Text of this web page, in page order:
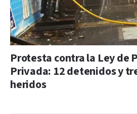
Protesta contra la Ley de
Privada: 12 detenidos y
heridos